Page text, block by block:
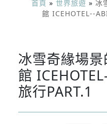
首頁 » 世界旅遊 » 冰
館 ICEHOTEL--
冰雪奇緣場
館
旅行PART.1